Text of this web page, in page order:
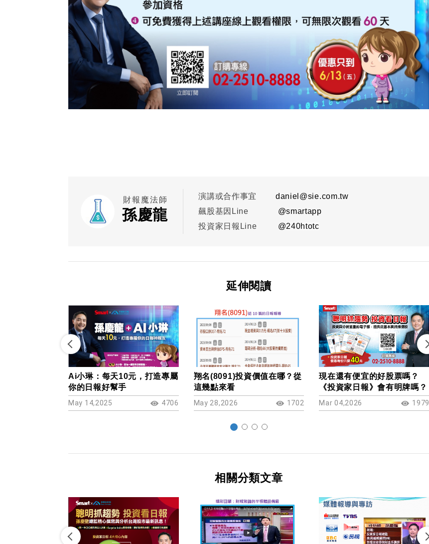
財報魔法師
孫慶龍
演講或合作事宜
daniel@sie.com.tw
飆股基因Line
@smartapp
投資家日報Line
@240htotc
延伸閱讀
Ai小琳：每天10元，打造專屬
你的日報好幫手
May 14,2025 4706
翔名(8091)投資價值在哪？從
這幾點來看
May 28,2026 1702
現在還有便宜的好股票嗎？
《投資家日報》會有明牌嗎？
Mar 04,2026 1979
相關分類文章